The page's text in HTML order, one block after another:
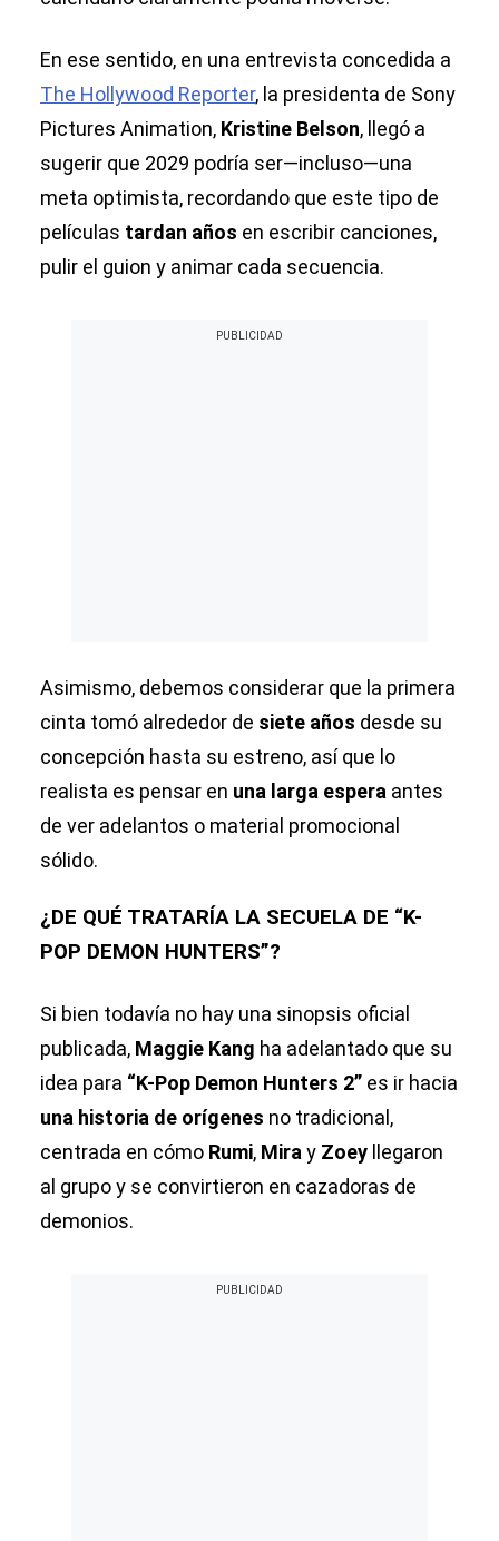
En ese sentido, en una entrevista concedida a
The Hollywood Reporter, la presidenta de Sony
Pictures Animation, Kristine Belson, llegó a
sugerir que 2029 podría ser—incluso—una
meta optimista, recordando que este tipo de
películas tardan años en escribir canciones,
pulir el guion y animar cada secuencia.
Asimismo, debemos considerar que la primera
cinta tomó alrededor de siete años desde su
concepción hasta su estreno, así que lo
realista es pensar en una larga espera antes
de ver adelantos o material promocional
sólido.
¿DE QUÉ TRATARÍA LA SECUELA DE “K-
POP DEMON HUNTERS”?
Si bien todavía no hay una sinopsis oficial
publicada, Maggie Kang ha adelantado que su
idea para “K-Pop Demon Hunters 2” es ir hacia
una historia de orígenes no tradicional,
centrada en cómo Rumi, Mira y Zoey llegaron
al grupo y se convirtieron en cazadoras de
demonios.